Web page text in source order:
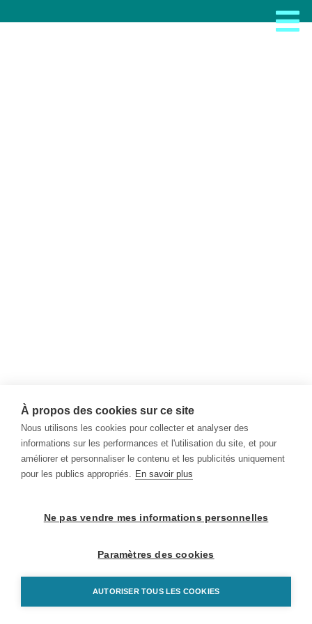
À propos des cookies sur ce site
Nous utilisons les cookies pour collecter et analyser des
informations sur les performances et l'utilisation du site, et pour
améliorer et personnaliser le contenu et les publicités uniquement
pour les publics appropriés. En savoir plus
Ne pas vendre mes informations personnelles
Paramètres des cookies
AUTORISER TOUS LES COOKIES